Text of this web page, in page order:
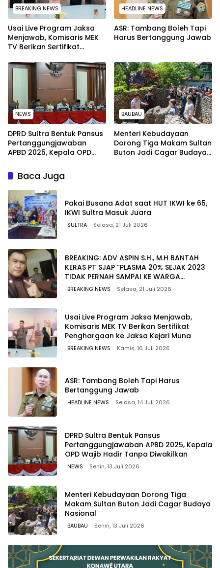
BREAKING NEWS
Usai Live Program Jaksa
Menjawab, Komisaris MEK
TV Berikan Sertifikat
Kejari Muna
HEADLINE NEWS
ASR: Tambang Boleh Tapi
Harus Bertanggung Jawab
NEWS
DPRD Sultra Bentuk Pansus
Pertanggungjawaban
APBD 2025, Kepala OPD
Diwakilkan
BAUBAU
Menteri Kebudayaan
Dorong Tiga Makam Sultan
Buton Jadi Cagar Budaya
Baca Juga
Pakai Busana Adat saat HUT IKWI ke 65,
IKWI Sultra Masuk Juara
SULTRA Selasa, 21 Juli 2026
BREAKING: ADV ASPIN S.H., M.H BANTAH
KERAS PT SJAP “PLASMA 20% SEJAK 2023
TIDAK PERNAH SAMPAI KE WARGA
WAWOONE!
BREAKING NEWS Selasa, 21 Juli 2026
Usai Live Program Jaksa Menjawab,
Komisaris MEK TV Berikan Sertifikat
Penghargaan ke Jaksa Kejari Muna
BREAKING NEWS Kamis, 16 Juli 2026
ASR: Tambang Boleh Tapi Harus
Bertanggung Jawab
HEADLINE NEWS Selasa, 14 Juli 2026
DPRD Sultra Bentuk Pansus
Pertanggungjawaban APBD 2025, Kepala
OPD Wajib Hadir Tanpa Diwakilkan
NEWS Senin, 13 Juli 2026
Menteri Kebudayaan Dorong Tiga
Makam Sultan Buton Jadi Cagar Budaya
Nasional
BAUBAU Senin, 13 Juli 2026